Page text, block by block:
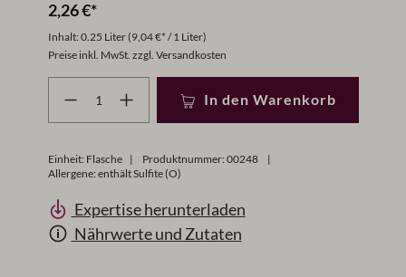
2,26 €*
Inhalt: 0.25 Liter(9,04 €* / 1 Liter)
Preise inkl. MwSt. zzgl. Versandkosten
In den Warenkorb
Einheit: Flasche | Produktnummer: 00248
|
Allergene: enthält Sulfite (O)
Expertise herunterladen
Nährwerte und Zutaten